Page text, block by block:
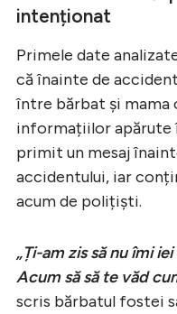
intenționat
Primele date
că înainte de
între bărbat și
informațiilor apărute
primit un mesaj
accidentului, iar
acum de polițiști.
„Ți-am zis să nu îmi
Acum să să te văd
scris bărbatul fostei